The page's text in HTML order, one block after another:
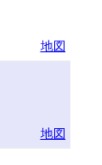
地図
地図